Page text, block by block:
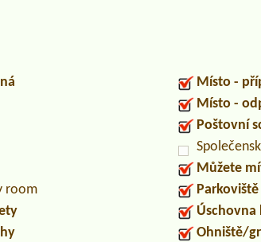
room
Místo -
Místo -
Poštovní
Můžete
Parkoviště
Úschovna
Ohniště/